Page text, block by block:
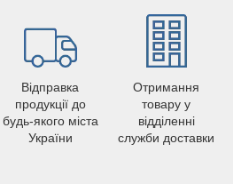
Відправка
продукції до
будь-якого міста
України
Отримання
товару у
відділенні
служби доставки